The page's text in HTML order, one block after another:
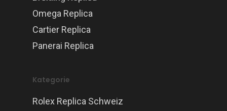
Omega Replica
Cartier Replica
Panerai Replica
Kategorie
Rolex Replica Schweiz